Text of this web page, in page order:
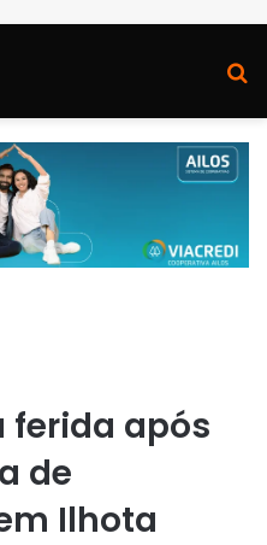
ferida após
de
Ilhota